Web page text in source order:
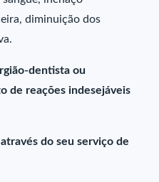
diminuição dos
dentista ou
de reações indesejáveis
do seu serviço de